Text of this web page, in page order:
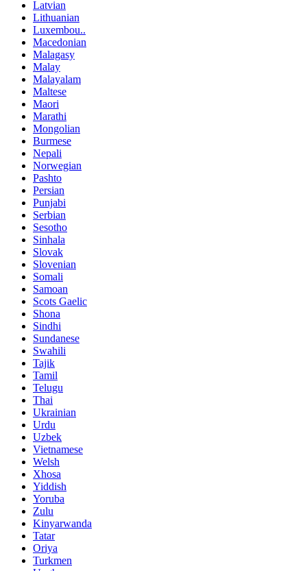
Latvian
Lithuanian
Luxembou..
Macedonian
Malagasy
Malay
Malayalam
Maltese
Maori
Marathi
Mongolian
Burmese
Nepali
Norwegian
Pashto
Persian
Punjabi
Serbian
Sesotho
Sinhala
Slovak
Slovenian
Somali
Samoan
Scots Gaelic
Shona
Sindhi
Sundanese
Swahili
Tajik
Tamil
Telugu
Thai
Ukrainian
Urdu
Uzbek
Vietnamese
Welsh
Xhosa
Yiddish
Yoruba
Zulu
Kinyarwanda
Tatar
Oriya
Turkmen